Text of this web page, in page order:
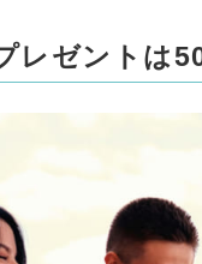
レゼントは